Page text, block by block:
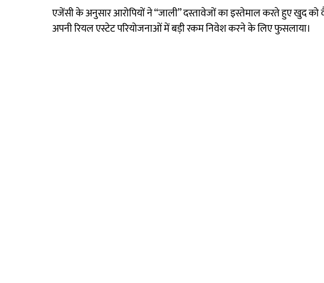
एजेंसी के अनुसार आरोपियों ने ‘‘जाली’’ दस्तावेजों का इस्तेमाल करते हुए खुद
अपनी रियल एस्टेट परियोजनाओं में बड़ी रकम निवेश करने के लिए फुसलाया।